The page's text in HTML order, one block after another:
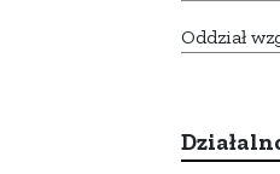
Oddział